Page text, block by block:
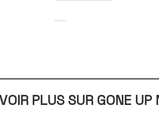
PLUS SUR GONE UP